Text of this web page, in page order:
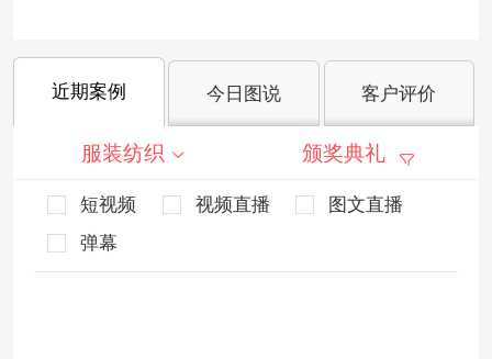
近期案例 今日图说 客户评价
服装纺织 颁奖典礼
短视频 视频直播
图文直播
弹幕